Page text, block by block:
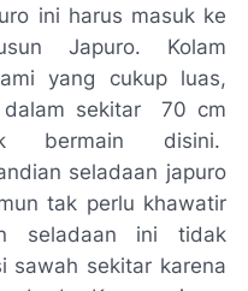
ini harus masuk ke
Japuro. Kolam
yang cukup luas,
sekitar
70 cm
bermain disini.
seladaan japuro
tak perlu khawatir
seladaan ini tidak
sawah sekitar karena